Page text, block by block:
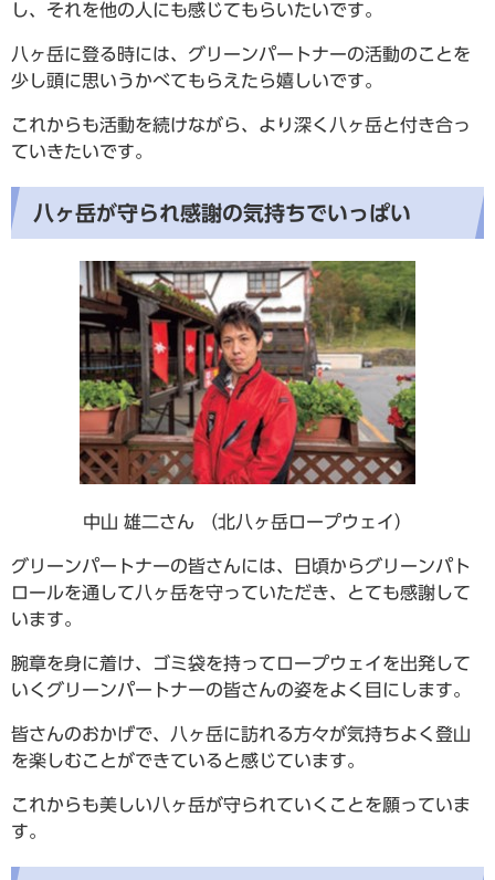
し、それを他の人にも感じてもらいたいです。
八ヶ岳に登る時には、グリーンパートナーの活動のことを
少し頭に思いうかべてもらえたら嬉しいです。
これからも活動を続けながら、より深く八ヶ岳と付き合っ
ていきたいです。
八ヶ岳が守られ感謝の気持ちでいっぱい
中山 雄二さん （北八ヶ岳ロープウェイ）
グリーンパートナーの皆さんには、日頃からグリーンパト
ロールを通して八ヶ岳を守っていただき、とても感謝して
います。
腕章を身に着け、ゴミ袋を持ってロープウェイを出発して
いくグリーンパートナーの皆さんの姿をよく目にします。
皆さんのおかげで、八ヶ岳に訪れる方々が気持ちよく登山
を楽しむことができていると感じています。
これからも美しい八ヶ岳が守られていくことを願っていま
す。